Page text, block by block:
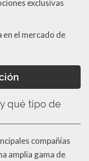
exclusivas
en el mercado de
qué tipo de
compañías
amplia gama de